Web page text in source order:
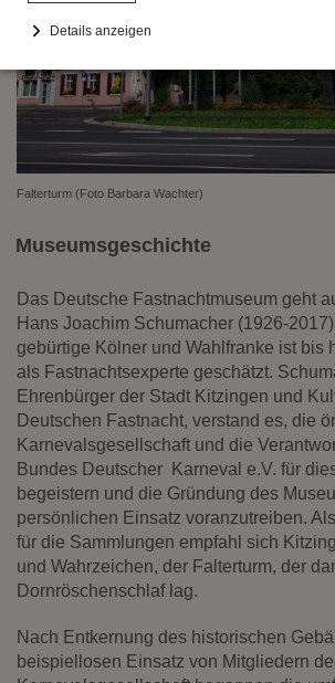
Details anzeigen
Notwendig
Diese Cookies sind für den Betrieb der Seite
Hierbei werden keinerlei personenbezogenen
Lediglich eine anonyme Session-ID wird hinterlegt.
Statistik
Seitenaufrufe als Statistik. Die hierdurch
ausschließlich auf unseren eigenen Servern
AnonymizeIP zur Anonymisierung Ihrer IP-Adresse,
wird und nicht mehr Ihrem Besuch auf unserer
werden kann.
YouTube / Vimeo
Videos werden über die Plattformen YouTube oder
Wir nutzen YouTube im erweiterten
bewirkt laut YouTube, dass YouTube keine
Besucher auf dieser Website speichert, bevor
ansehen.
Eingebundene Inhalte
Optional sind externe Inhalte auf den Seiten dieser
eingebunden. Das können Kartendienste wie z.B.
Falterturm (Foto Barbara Wachter)
Museumsgeschichte
Das Deutsche Fastnachtmuseum geht
Hans Joachim Schumacher (1926-
gebürtige Kölner und Wahlfranke ist bis
als Fastnachtsexperte geschätzt.
Ehrenbürger der Stadt Kitzingen und
Deutschen Fastnacht, verstand es, die
Karnevalsgesellschaft und die
Bundes Deutscher Karneval e.V. für
begeistern und die Gründung des
persönlichen Einsatz voranzutreiben.
für die Sammlungen empfahl sich
und Wahrzeichen, der Falterturm, der
Dornröschenschlaf lag.
Nach Entkernung des historischen
beispiellosen Einsatz von Mitgliedern